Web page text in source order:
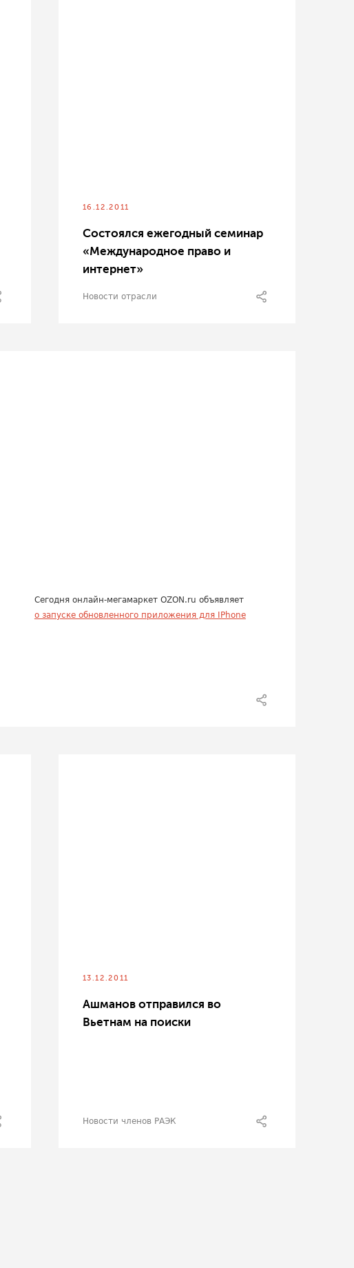
16.12.2011
Состоялся ежегодный семинар
«Международное право и
интернет»
Новости отрасли
Сегодня онлайн-мегамаркет OZON.ru объявляет
о запуске обновленного приложения для IPhone
13.12.2011
Ашманов отправился во
Вьетнам на поиски
Новости членов РАЭК